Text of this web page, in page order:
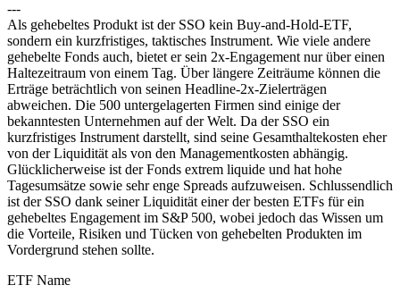
---
Als gehebeltes Produkt ist der SSO kein Buy-and-Hold-ETF,
sondern ein kurzfristiges, taktisches Instrument. Wie viele andere
gehebelte Fonds auch, bietet er sein 2x-Engagement nur über einen
Haltezeitraum von einem Tag. Über längere Zeiträume können die
Erträge beträchtlich von seinen Headline-2x-Zielerträgen
abweichen. Die 500 untergelagerten Firmen sind einige der
bekanntesten Unternehmen auf der Welt. Da der SSO ein
kurzfristiges Instrument darstellt, sind seine Gesamthaltekosten eher
von der Liquidität als von den Managementkosten abhängig.
Glücklicherweise ist der Fonds extrem liquide und hat hohe
Tagesumsätze sowie sehr enge Spreads aufzuweisen. Schlussendlich
ist der SSO dank seiner Liquidität einer der besten ETFs für ein
gehebeltes Engagement im S&P 500, wobei jedoch das Wissen um
die Vorteile, Risiken und Tücken von gehebelten Produkten im
Vordergrund stehen sollte.
ETF Name